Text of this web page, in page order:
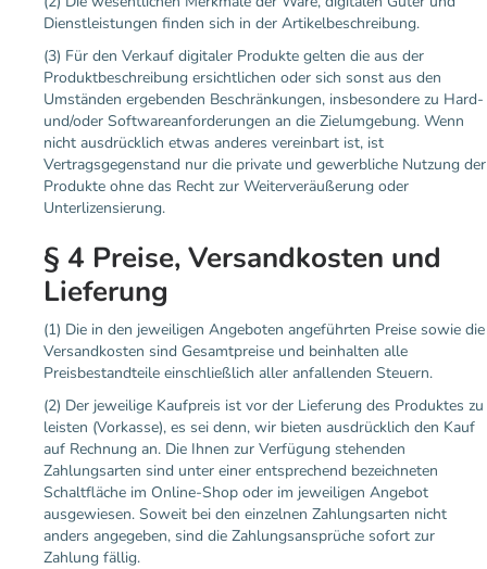
Dienstleistungen finden sich in der Artikelbeschreibung.
(3) Für den Verkauf digitaler Produkte gelten die aus der
Produktbeschreibung ersichtlichen oder sich sonst aus den
Umständen ergebenden Beschränkungen, insbesondere zu Hard-
und/oder Softwareanforderungen an die Zielumgebung. Wenn
nicht ausdrücklich etwas anderes vereinbart ist, ist
Vertragsgegenstand nur die private und gewerbliche Nutzung der
Produkte ohne das Recht zur Weiterveräußerung oder
Unterlizensierung.
§ 4 Preise, Versandkosten und
Lieferung
(1) Die in den jeweiligen Angeboten angeführten Preise sowie die
Versandkosten sind Gesamtpreise und beinhalten alle
Preisbestandteile einschließlich aller anfallenden Steuern.
(2) Der jeweilige Kaufpreis ist vor der Lieferung des Produktes zu
leisten (Vorkasse), es sei denn, wir bieten ausdrücklich den Kauf
auf Rechnung an. Die Ihnen zur Verfügung stehenden
Zahlungsarten sind unter einer entsprechend bezeichneten
Schaltfläche im Online-Shop oder im jeweiligen Angebot
ausgewiesen. Soweit bei den einzelnen Zahlungsarten nicht
anders angegeben, sind die Zahlungsansprüche sofort zur
Zahlung fällig.